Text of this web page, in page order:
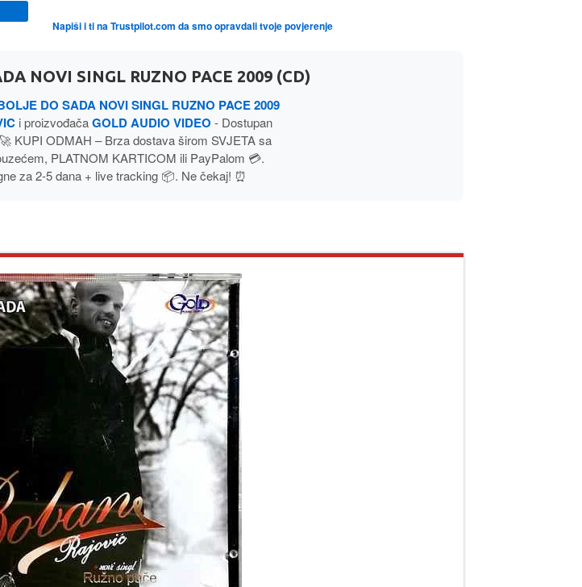
Napiši i ti na Trustpilot.com da smo opravdali tvoje povjerenje
NOVI SINGL RUZNO PACE 2009 (CD)
DO SADA NOVI SINGL RUZNO PACE 2009
i proizvođačaGOLD AUDIO VIDEO - Dostupan
KUPI ODMAH – Brza dostava širom SVJETA sa
PLATNOM KARTICOM ili PayPalom 💳.
za 2-5 dana + live tracking 📦. Ne čekaj! ⏰